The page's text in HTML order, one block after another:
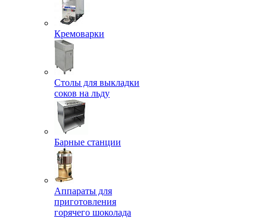
Кремоварки
Столы для выкладки
соков на льду
Барные станции
Аппараты для
приготовления
горячего шоколада